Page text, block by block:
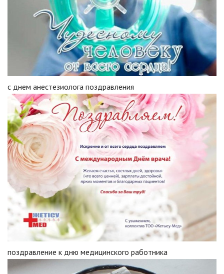
с днем анестезиолога поздравления
поздравление к дню медицинского работника